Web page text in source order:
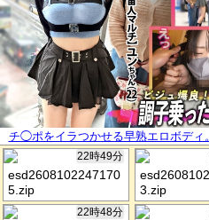
チ◯ポをイラつかせる早熟エロボディ
生脚…自分の魅せ方をわかってる小娘
いてって、テキト～に乗っかって陥
放題。壊れた蛇口みたいな潮吹いてて
したww：
22時49分
esd2608102247170
5.zip
3.zip
22時48分